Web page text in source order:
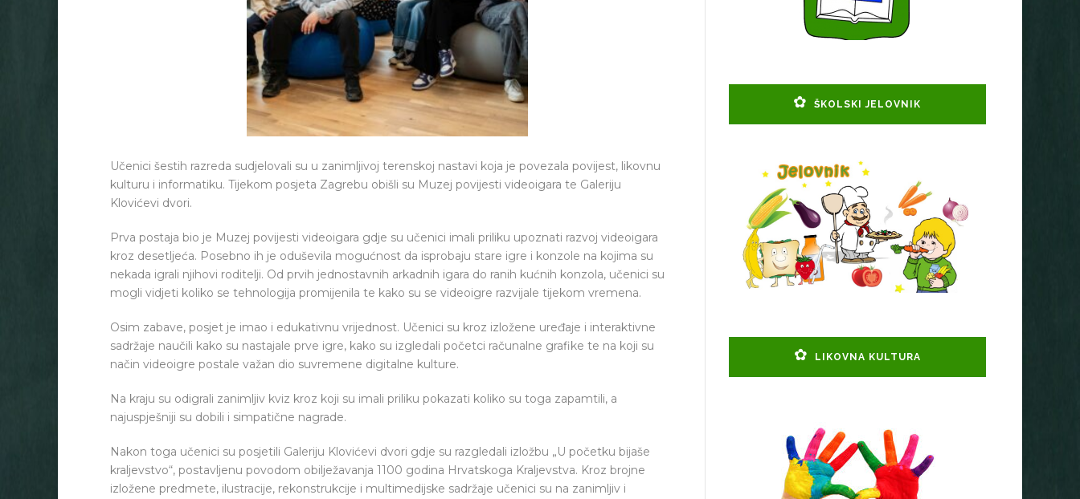
Učenici šestih razreda sudjelovali su u zanimljivoj terenskoj nastavi koja je povezala povijest, likovnu
kulturu i informatiku. Tijekom posjeta Zagrebu obišli su Muzej povijesti videoigara te Galeriju
Klovićevi dvori.
Prva postaja bio je Muzej povijesti videoigara gdje su učenici imali priliku upoznati razvoj videoigara
kroz desetljeća. Posebno ih je oduševila mogućnost da isprobaju stare igre i konzole na kojima su
nekada igrali njihovi roditelji. Od prvih jednostavnih arkadnih igara do ranih kućnih konzola, učenici su
mogli vidjeti koliko se tehnologija promijenila te kako su se videoigre razvijale tijekom vremena.
Osim zabave, posjet je imao i edukativnu vrijednost. Učenici su kroz izložene uređaje i interaktivne
sadržaje naučili kako su nastajale prve igre, kako su izgledali početci računalne grafike te na koji su
način videoigre postale važan dio suvremene digitalne kulture.
Na kraju su odigrali zanimljiv kviz kroz koji su imali priliku pokazati koliko su toga zapamtili, a
najuspješniji su dobili i simpatične nagrade.
Nakon toga učenici su posjetili Galeriju Klovićevi dvori gdje su razgledali izložbu „U početku bijaše
kraljevstvo“, postavljenu povodom obilježavanja 1100 godina Hrvatskoga Kraljevstva. Kroz brojne
izložene predmete, ilustracije, rekonstrukcije i multimedijske sadržaje učenici su na zanimljiv i
ŠKOLSKI JELOVNIK
LIKOVNA KULTURA